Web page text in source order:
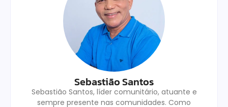
Sebastião Santos
Sebastião Santos, líder comunitário, atuante e
sempre presente nas comunidades. Como